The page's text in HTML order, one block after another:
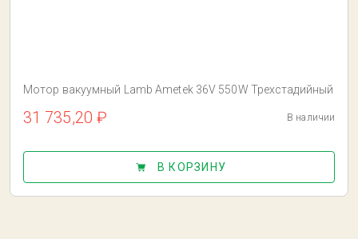
Мотор вакуумный Lamb Ametek 36V 550W Трехстадийный
31 735,20 ₽ В наличии
В КОРЗИНУ